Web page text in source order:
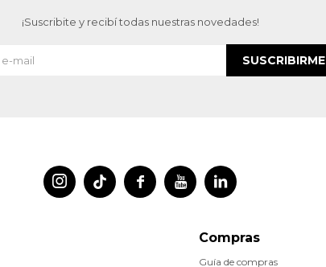
 
 
Compras
Guía de compras
¡Suscribite y recibí todas nuestras novedades!
SUSCRIBIRME